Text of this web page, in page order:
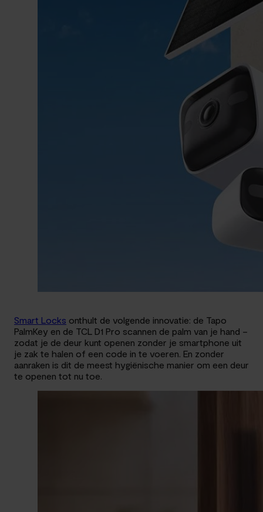
Smart Locks onthult de volgende innovatie: de Tapo
PalmKey en de TCL D1 Pro scannen de palm van je hand –
zodat je de deur kunt openen zonder je smartphone uit
je zak te halen of een code in te voeren. En zonder
aanraken is dit de meest hygiënische manier om een deur
te openen tot nu toe.